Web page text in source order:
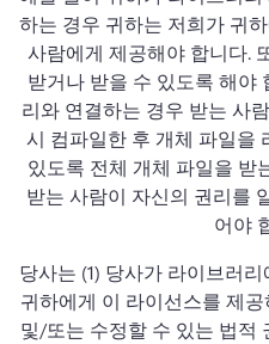
하는 경우 귀하는 저희가 귀
사람에게 제공해야 합니다.
받거나 받을 수 있도록 해야
리와 연결하는 경우 받는 사
시 컴파일한 후 개체 파일을
받는 사람이 자신의 권리를
어야
당사는 (1) 당사가 라이브러
귀하에게 이 라이선스를 제
및/또는 수정할 수 있는 법적